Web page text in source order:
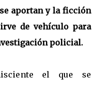
aportan y la ficción
de vehículo para
policial.
el que se